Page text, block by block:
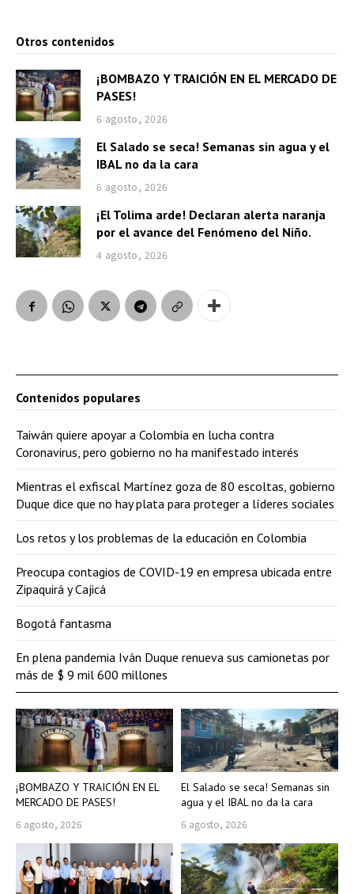
Otros contenidos
¡BOMBAZO Y TRAICIÓN EN EL MERCADO DE
PASES!
6 agosto, 2026
El Salado se seca! Semanas sin agua y el
IBAL no da la cara
6 agosto, 2026
¡El Tolima arde! Declaran alerta naranja
por el avance del Fenómeno del Niño.
4 agosto, 2026
¡BOMBAZO Y TRAICIÓN EN EL
MERCADO DE PASES!
6 agosto, 2026
El Salado se seca! Semanas sin
agua y el IBAL no da la cara
6 agosto, 2026
Contenidos populares
Taiwán quiere apoyar a Colombia en lucha contra
Coronavirus, pero gobierno no ha manifestado interés
Mientras el exfiscal Martínez goza de 80 escoltas, gobierno
Duque dice que no hay plata para proteger a líderes sociales
Los retos y los problemas de la educación en Colombia
Preocupa contagios de COVID-19 en empresa ubicada entre
Zipaquirá y Cajicá
Bogotá fantasma
En plena pandemia Iván Duque renueva sus camionetas por
más de $ 9 mil 600 millones